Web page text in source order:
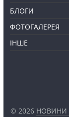
БЛОГИ
ФОТОГАЛЕРЕЯ
ІНШЕ
© 2026 НОВИНИ